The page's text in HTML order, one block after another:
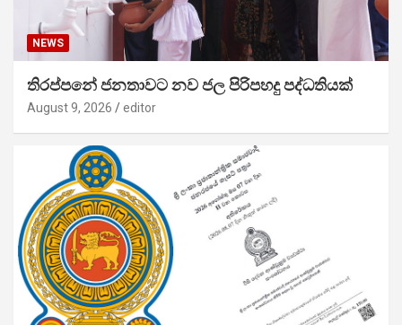
NEWS
තිරප්පනේ ජනතාවට නව ජල පිරිපහදු පද්ධතියක්
August 9, 2026 editor